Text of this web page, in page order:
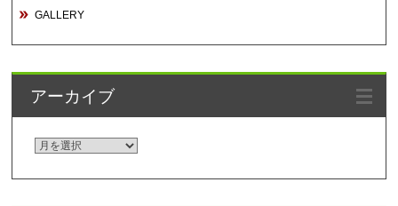
GALLERY
アーカイブ
ア